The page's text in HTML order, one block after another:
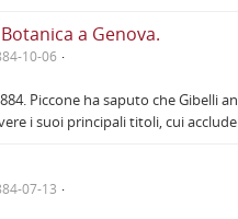
a Genova.
10-06
Piccone ha saputo che Gibelli
i suoi principali titoli, cui
07-13